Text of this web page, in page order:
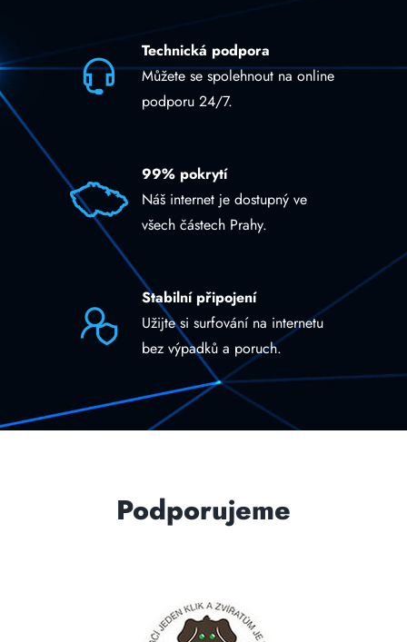
Technická podpora
Můžete se spolehnout na online
podporu 24/7.
99% pokrytí
Náš internet je dostupný ve
všech částech Prahy.
Stabilní připojení
Užijte si surfování na internetu
bez výpadků a poruch.
Podporujeme